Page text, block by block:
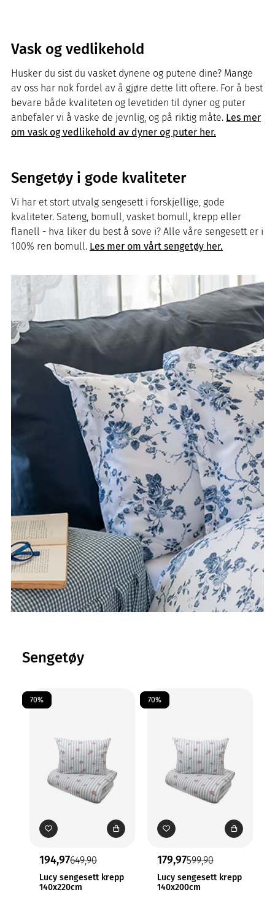
Vask og vedlikehold
Husker du sist du vasket dynene og putene dine? Mange
av oss har nok fordel av å gjøre dette litt oftere. For å best
bevare både kvaliteten og levetiden til dyner og puter
anbefaler vi å vaske de jevnlig, og på riktig måte. Les mer
om vask og vedlikehold av dyner og puter her.
Sengetøy i gode kvaliteter
Vi har et stort utvalg sengesett i forskjellige, gode
kvaliteter. Sateng, bomull, vasket bomull, krepp eller
flanell - hva liker du best å sove i? Alle våre sengesett er i
100% ren bomull. Les mer om vårt sengetøy her.
Kjøp sengetøy
Sengetøy
70%
194,97649,90
Lucy sengesett krepp
140x220cm
70%
179,97599,90
Lucy sengesett krepp
140x200cm